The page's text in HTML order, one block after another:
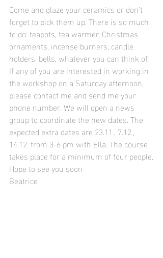
Come and glaze your ceramics or don’t
forget to pick them up. There is so much
to do: teapots, tea warmer, Christmas
ornaments, incense burners, candle
holders, bells, whatever you can think of.
If any of you are interested in working in
the workshop on a Saturday afternoon,
please contact me and send me your
phone number. We will open a news
group to coordinate the new dates. The
expected extra dates are 23.11., 7.12.,
14.12. from 3-6 pm with Ella. The course
takes place for a minimum of four people.
Hope to see you soon
Beatrice